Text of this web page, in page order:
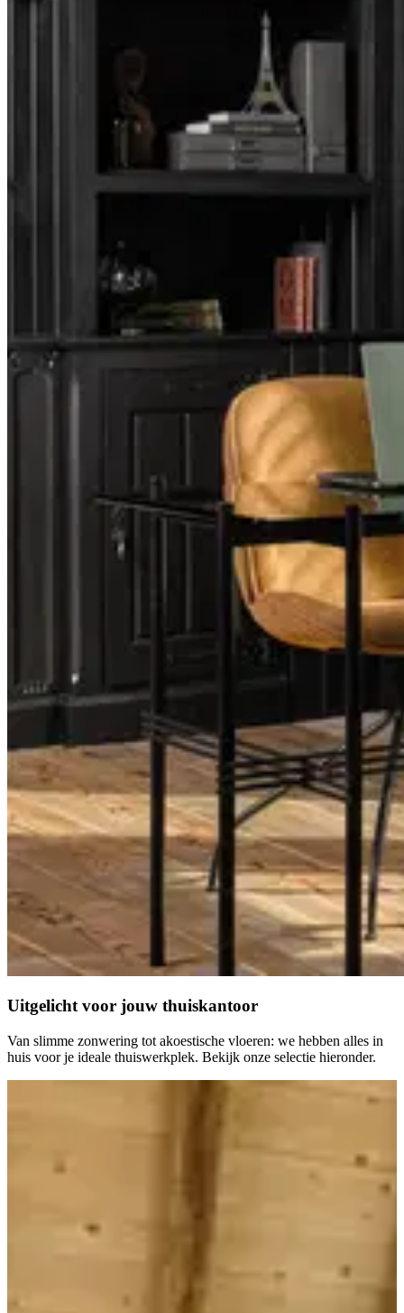
Uitgelicht voor jouw thuiskantoor
Van slimme zonwering tot akoestische vloeren: we hebben alles in
huis voor je ideale thuiswerkplek. Bekijk onze selectie hieronder.